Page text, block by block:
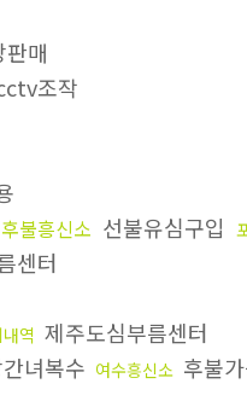
매
조작
후불흥신소 선불유심구입
센터
역 제주도심부름센터
녀복수 여수흥신소 후불